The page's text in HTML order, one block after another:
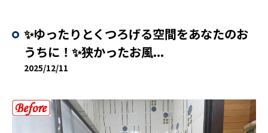
✨ゆったりとくつろげる空間をあなたのお
うちに！✨狭かったお風...
2025/12/11